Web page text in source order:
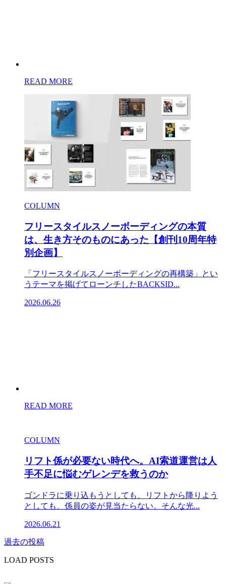
READ MORE
COLUMN
フリースタイルスノーボーディングの本質
は、生き方そのものにあった【創刊10周年特
別企画】
「フリースタイルスノーボーディングの再構築」とい
うテーマを掲げてローンチしたBACKSID...
2026.06.26
READ MORE
COLUMN
リフト係が必要ない時代へ。AI索道運営は人
手不足に悩むゲレンデを救うのか
ゴンドラに乗り込もうとしても、リフトから降りよう
としても、係員の姿が見当たらない。そんな光...
2026.06.21
投
稿
過去の投稿
LOAD POSTS